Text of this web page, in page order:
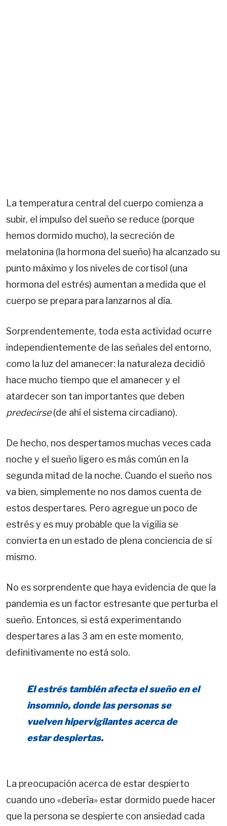
La temperatura central del cuerpo comienza a
subir, el impulso del sueño se reduce (porque
hemos dormido mucho), la secreción de
melatonina (la hormona del sueño) ha alcanzado su
punto máximo y los niveles de cortisol (una
hormona del estrés) aumentan a medida que el
cuerpo se prepara para lanzarnos al día.
Sorprendentemente, toda esta actividad ocurre
independientemente de las señales del entorno,
como la luz del amanecer: la naturaleza decidió
hace mucho tiempo que el amanecer y el
atardecer son tan importantes que deben
predecirse(de ahí el sistema circadiano).
De hecho, nos despertamos muchas veces cada
noche y el sueño ligero es más común en la
segunda mitad de la noche. Cuando el sueño nos
va bien, simplemente no nos damos cuenta de
estos despertares. Pero agregue un poco de
estrés y es muy probable que la vigilia se
convierta en un estado de plena conciencia de sí
mismo.
No es sorprendente que haya evidencia de que la
pandemia es un factor estresante que perturba el
sueño. Entonces, si está experimentando
despertares a las 3 am en este momento,
definitivamente no está solo.
El estrés también afecta el sueño en el
insomnio, donde las personas se
vuelven hipervigilantes acerca de
estar despiertas.
La preocupación acerca de estar despierto
cuando uno «debería» estar dormido puede hacer
que la persona se despierte con ansiedad cada